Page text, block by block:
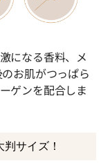
になる香料、メ
お肌がつっぱら
ゲンを配合しま
サイズ！